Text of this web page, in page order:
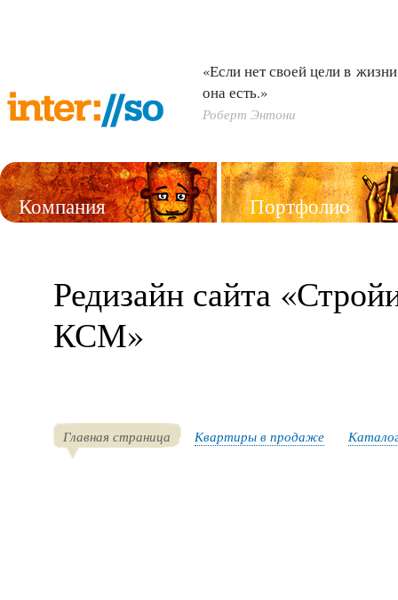
«Если нет своей цели в
она есть.»
Роберт Энтони
Компания Портфолио
Редизайн сайта
КСМ»
Главная страница Квартиры в продаже